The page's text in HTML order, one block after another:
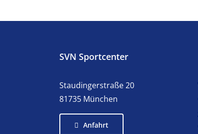
SVN Sportcenter
Staudingerstraße 20
81735 München
Anfahrt